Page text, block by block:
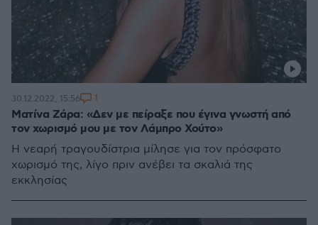
Ματίνα Ζάρα: «Δεν με πείραξε που έγινα γνωστή από
τον χωρισμό μου με τον Λάμπρο Χούτο»
Η νεαρή τραγουδίστρια μίλησε για τον πρόσφατο
χωρισμό της, λίγο πριν ανέβει τα σκαλιά της
εκκλησίας
30.12.2022, 15:56 1